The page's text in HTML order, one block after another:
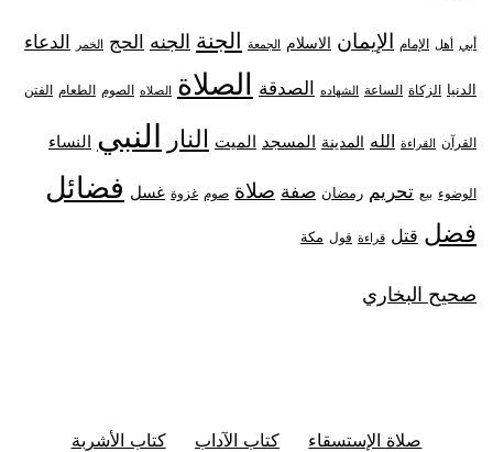
أبي أهل الإمام الإيمان الاسلام الجمعة الجنة الجنه الحج الخمر الدعاء
الدنيا الزكاة الساعة الشهاده الصدقة الصلاة الصلاه الصوم الطعام الفتن
القرآن القراءة الله المدينة المسجد الميت النار النبي النساء
الوضوء بيع تحريم رمضان صفة صلاة صوم غزوة غسل فضائل
فضل قتل قراءة قول مكة
صحيح البخاري
صلاة الإستسقاء كتاب الآداب كتاب الأشربة